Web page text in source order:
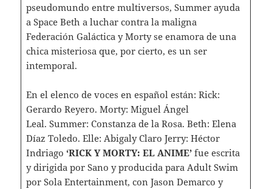
pseudomundo entre multiversos, Summer ayuda
a Space Beth a luchar contra la maligna
Federación Galáctica y Morty se enamora de una
chica misteriosa que, por cierto, es un ser
intemporal.
En el elenco de voces en español están: Rick:
Gerardo Reyero. Morty: Miguel Ángel
Leal. Summer: Constanza de la Rosa. Beth: Elena
Díaz Toledo. Elle: Abigaly Claro Jerry: Héctor
Indriago ‘RICK Y MORTY: EL ANIME’ fue escrita
y dirigida por Sano y producida para Adult Swim
por Sola Entertainment, con Jason Demarco y